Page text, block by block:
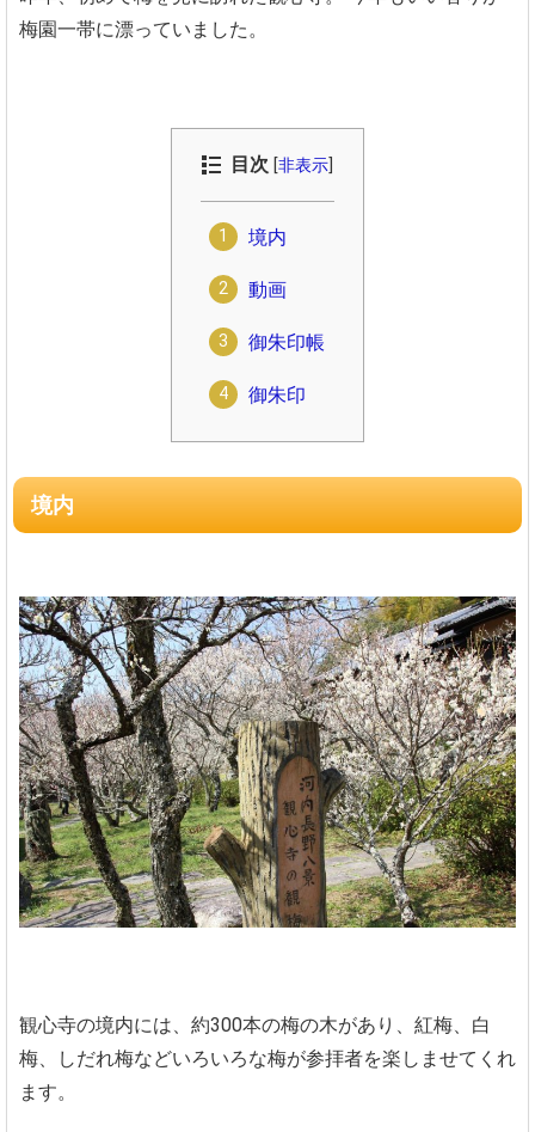
梅園一帯に漂っていました。
目次 [非表示
境内
動画
御朱印帳
御朱印
境内
観心寺の境内には、約300本の梅の木があり、紅梅、白
梅、しだれ梅などいろいろな梅が参拝者を楽しませてくれ
ます。